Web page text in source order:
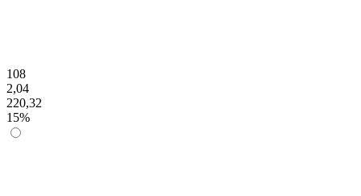
108
2,04
220,32
15%